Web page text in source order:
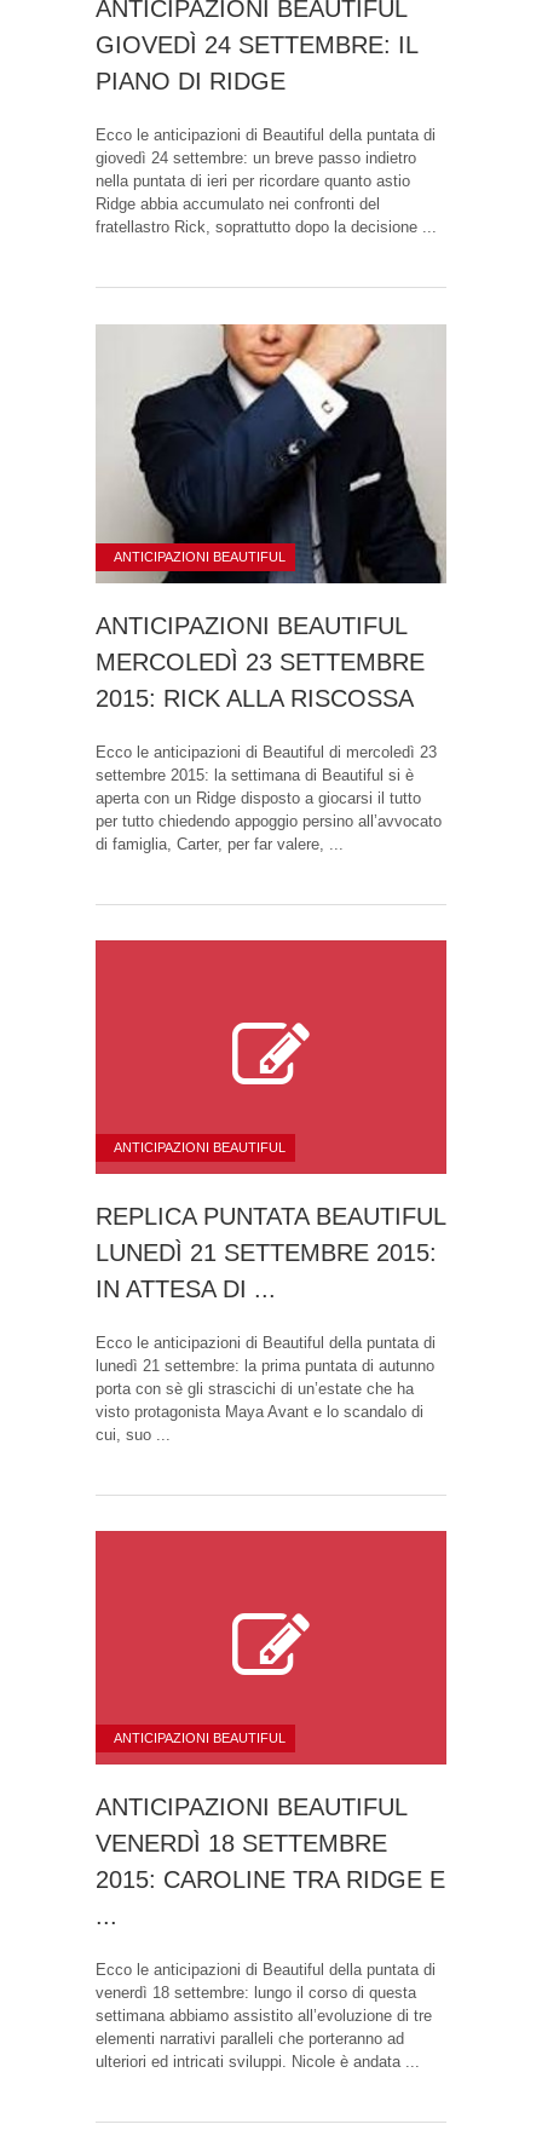
ANTICIPAZIONI BEAUTIFUL
GIOVEDÌ 24 SETTEMBRE: IL
PIANO DI RIDGE
Ecco le anticipazioni di Beautiful della puntata di
giovedì 24 settembre: un breve passo indietro
nella puntata di ieri per ricordare quanto astio
Ridge abbia accumulato nei confronti del
fratellastro Rick, soprattutto dopo la decisione ...
ANTICIPAZIONI BEAUTIFUL
ANTICIPAZIONI BEAUTIFUL
MERCOLEDÌ 23 SETTEMBRE
2015: RICK ALLA RISCOSSA
Ecco le anticipazioni di Beautiful di mercoledì 23
settembre 2015: la settimana di Beautiful si è
aperta con un Ridge disposto a giocarsi il tutto
per tutto chiedendo appoggio persino all’avvocato
di famiglia, Carter, per far valere, ...
ANTICIPAZIONI BEAUTIFUL
REPLICA PUNTATA BEAUTIFUL
LUNEDÌ 21 SETTEMBRE 2015:
IN ATTESA DI ...
Ecco le anticipazioni di Beautiful della puntata di
lunedì 21 settembre: la prima puntata di autunno
porta con sè gli strascichi di un’estate che ha
visto protagonista Maya Avant e lo scandalo di
cui, suo ...
ANTICIPAZIONI BEAUTIFUL
ANTICIPAZIONI BEAUTIFUL
VENERDÌ 18 SETTEMBRE
2015: CAROLINE TRA RIDGE E
...
Ecco le anticipazioni di Beautiful della puntata di
venerdì 18 settembre: lungo il corso di questa
settimana abbiamo assistito all’evoluzione di tre
elementi narrativi paralleli che porteranno ad
ulteriori ed intricati sviluppi. Nicole è andata ...